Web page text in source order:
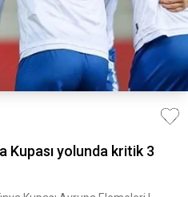
Kupası yolunda kritik 3